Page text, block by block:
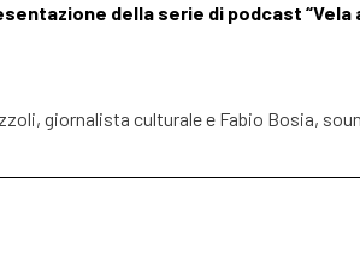
della serie di podcast “Vela
giornalista culturale e Fabio Bosia,